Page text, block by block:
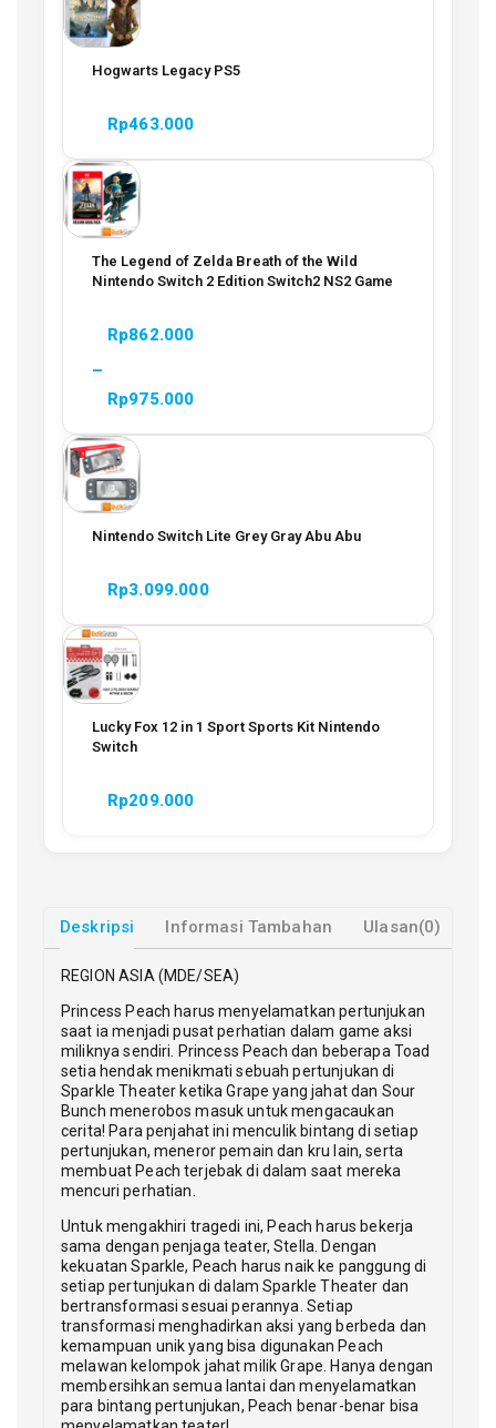
Hogwarts Legacy PS5
Rp463.000
The Legend of Zelda Breath of the Wild
Nintendo Switch 2 Edition Switch2 NS2 Game
Rp862.000
–
Rp975.000
Nintendo Switch Lite Grey Gray Abu Abu
Rp3.099.000
Lucky Fox 12 in 1 Sport Sports Kit Nintendo
Switch
Rp209.000
Deskripsi Informasi Tambahan Ulasan(0)
REGION ASIA (MDE/SEA)
Princess Peach harus menyelamatkan pertunjukan
saat ia menjadi pusat perhatian dalam game aksi
miliknya sendiri. Princess Peach dan beberapa Toad
setia hendak menikmati sebuah pertunjukan di
Sparkle Theater ketika Grape yang jahat dan Sour
Bunch menerobos masuk untuk mengacaukan
cerita! Para penjahat ini menculik bintang di setiap
pertunjukan, meneror pemain dan kru lain, serta
membuat Peach terjebak di dalam saat mereka
mencuri perhatian.
Untuk mengakhiri tragedi ini, Peach harus bekerja
sama dengan penjaga teater, Stella. Dengan
kekuatan Sparkle, Peach harus naik ke panggung di
setiap pertunjukan di dalam Sparkle Theater dan
bertransformasi sesuai perannya. Setiap
transformasi menghadirkan aksi yang berbeda dan
kemampuan unik yang bisa digunakan Peach
melawan kelompok jahat milik Grape. Hanya dengan
membersihkan semua lantai dan menyelamatkan
para bintang pertunjukan, Peach benar-benar bisa